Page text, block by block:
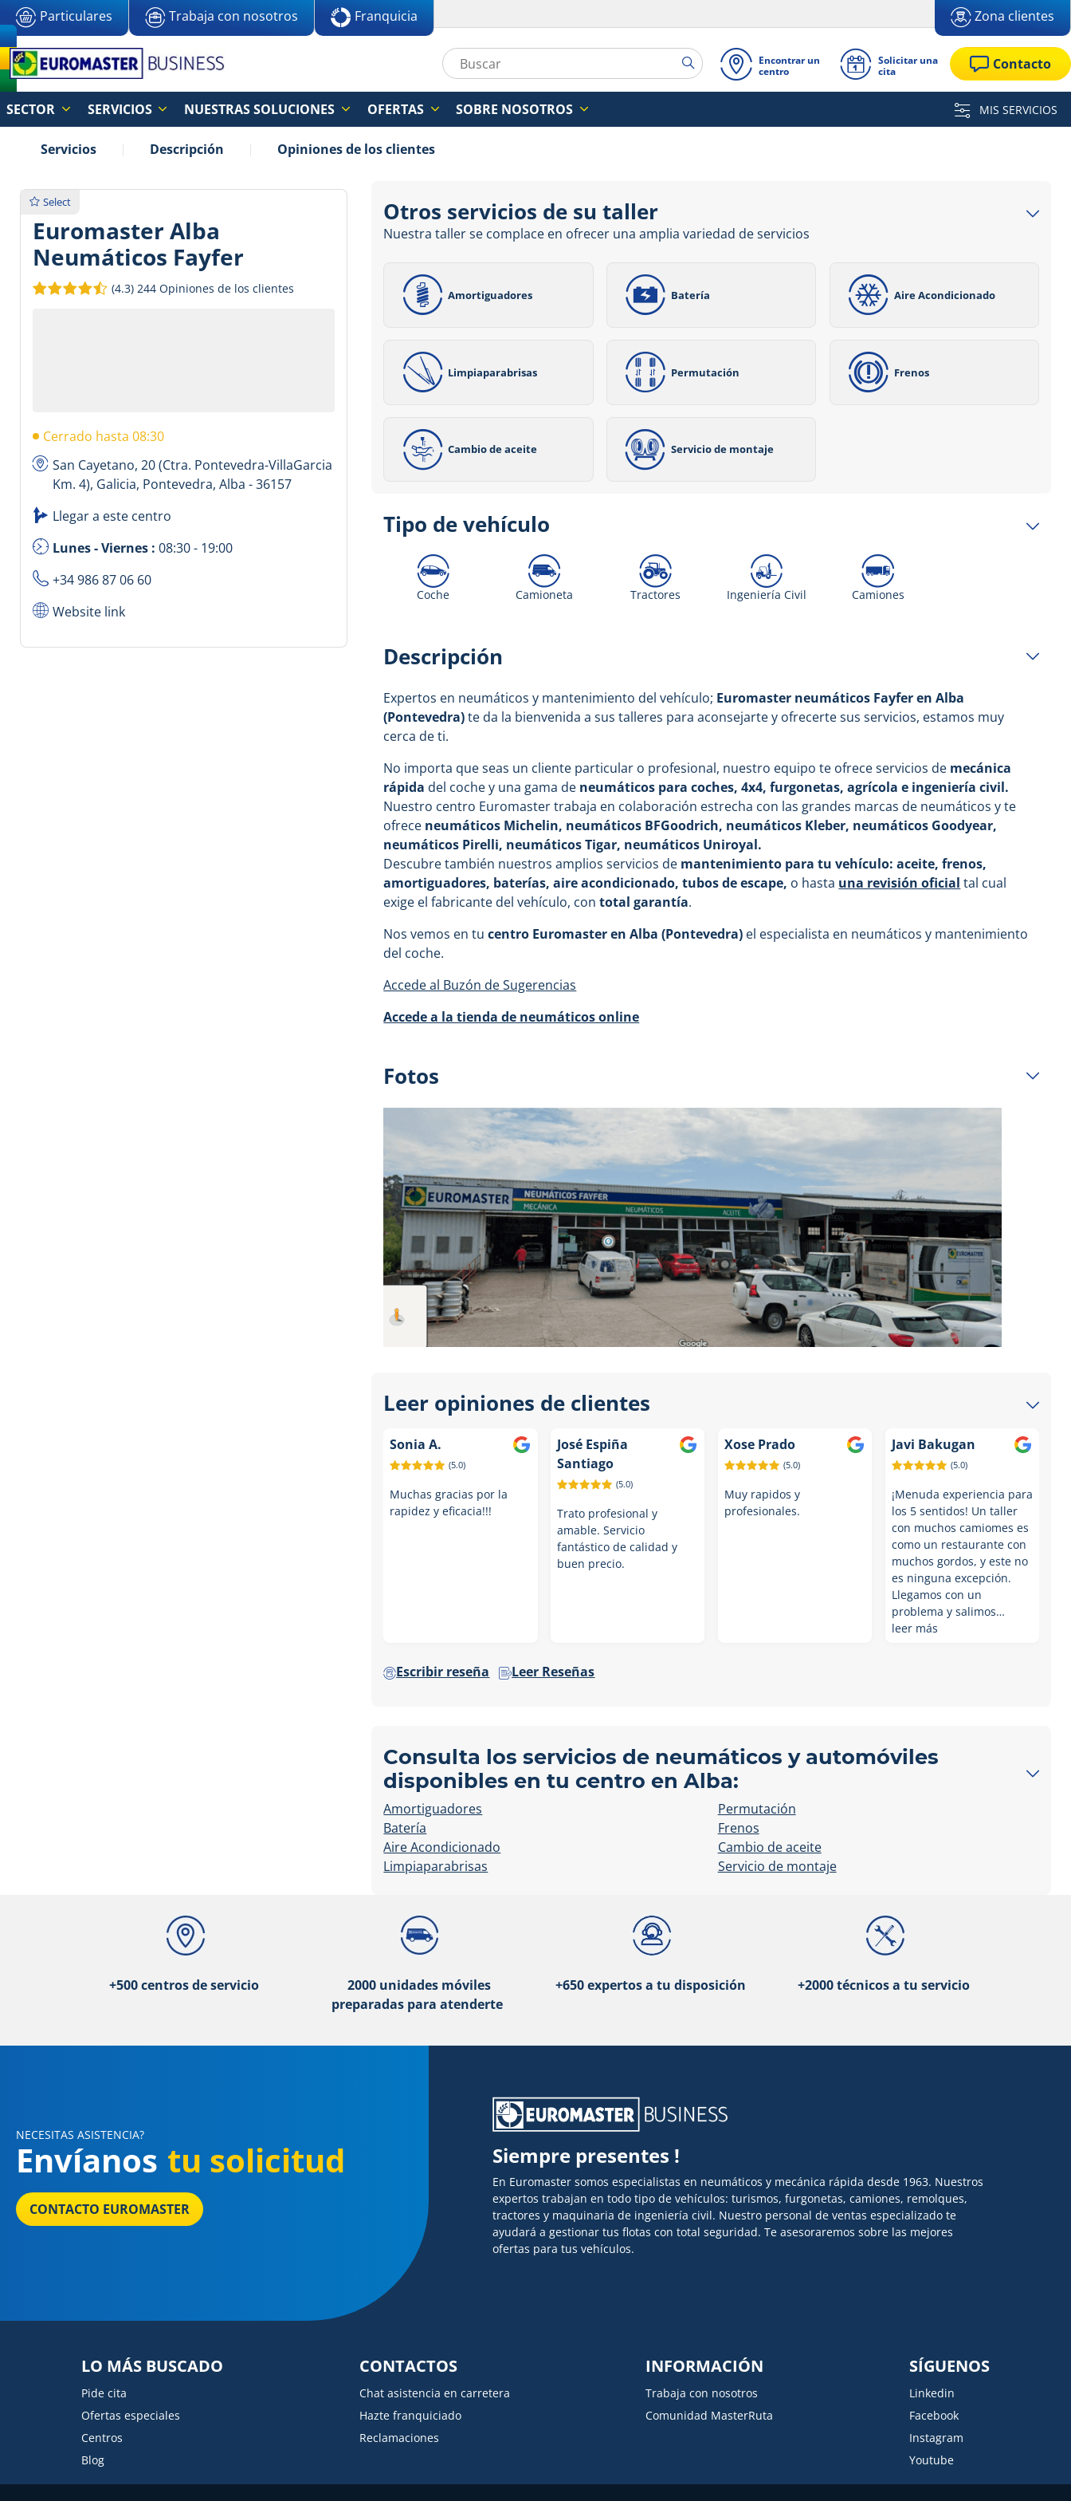
Particulares Trabaja con nosotros Franquicia Zona clientes
Encontrar un
centro
Solicitar una
cita
Contacto
SECTOR SERVICIOS NUESTRAS SOLUCIONES OFERTAS SOBRE NOSOTROS MIS SERVICIOS
Servicios Descripción Opiniones de los clientes
Select
Euromaster Alba
Neumáticos Fayfer
(4.3) 244 Opiniones de los clientes
Cerrado hasta 08:30
San Cayetano, 20 (Ctra. Pontevedra-VillaGarcia
Km. 4), Galicia, Pontevedra, Alba - 36157
Llegar a este centro
Lunes - Viernes : 08:30 - 19:00
+34 986 87 06 60
Website link
Otros servicios de su taller
Nuestra taller se complace en ofrecer una amplia variedad de servicios
Amortiguadores Batería Aire Acondicionado
Limpiaparabrisas Permutación Frenos
Cambio de aceite Servicio de montaje
Tipo de vehículo
Coche Camioneta Tractores Ingeniería Civil Camiones
Descripción
Expertos en neumáticos y mantenimiento del vehículo; Euromaster neumáticos Fayfer en Alba
(Pontevedra)te da la bienvenida a sus talleres para aconsejarte y ofrecerte sus servicios, estamos muy
cerca de ti.
No importa que seas un cliente particular o profesional, nuestro equipo te ofrece servicios de mecánica
rápida del coche y una gama de neumáticos para coches, 4x4, furgonetas, agrícola e ingeniería civil.
Nuestro centro Euromaster trabaja en colaboración estrecha con las grandes marcas de neumáticos y te
ofrece neumáticos Michelin, neumáticos BFGoodrich, neumáticos Kleber, neumáticos Goodyear,
neumáticos Pirelli, neumáticos Tigar, neumáticos Uniroyal.
Descubre también nuestros amplios servicios de mantenimiento para tu vehículo: aceite, frenos,
amortiguadores, baterías, aire acondicionado, tubos de escape, o hasta una revisión oficial tal cual
exige el fabricante del vehículo, contotal garantía.
Nos vemos en tu centro Euromaster en Alba (Pontevedra) el especialista en neumáticos y mantenimiento
del coche.
Accede al Buzón de Sugerencias
Accede a la tienda de neumáticos online
Fotos
Leer opiniones de clientes
Sonia A.
(5.0)
Muchas gracias por la
rapidez y eficacia!!!
José Espiña
Santiago
(5.0)
Trato profesional y
amable. Servicio
fantástico de calidad y
buen precio.
Xose Prado
(5.0)
Muy rapidos y
profesionales.
Javi Bakugan
(5.0)
¡Menuda experiencia para
los 5 sentidos! Un taller
con muchos camiomes es
como un restaurante con
muchos gordos, y este no
es ninguna excepción.
Llegamos con un
problema y salimos…
leer más
Escribir reseña Leer Reseñas
Consulta los servicios de neumáticos y automóviles
disponibles en tu centro en Alba:
Amortiguadores
Batería
Aire Acondicionado
Limpiaparabrisas
Permutación
Frenos
Cambio de aceite
Servicio de montaje
+500 centros de servicio
2000 unidades móviles
preparadas para atenderte
+650 expertos a tu disposición +2000 técnicos a tu servicio
NECESITAS ASISTENCIA?
Envíanos tu solicitud
CONTACTO EUROMASTER
Siempre presentes !
En Euromaster somos especialistas en neumáticos y mecánica rápida desde 1963. Nuestros
expertos trabajan en todo tipo de vehículos: turismos, furgonetas, camiones, remolques,
tractores y maquinaria de ingeniería civil. Nuestro personal de ventas especializado te
ayudará a gestionar tus flotas con total seguridad. Te asesoraremos sobre las mejores
ofertas para tus vehículos.
LO MÁS BUSCADO
Pide cita
Ofertas especiales
Centros
Blog
CONTACTOS
Chat asistencia en carretera
Hazte franquiciado
Reclamaciones
INFORMACIÓN
Trabaja con nosotros
Comunidad MasterRuta
SÍGUENOS
Linkedin
Facebook
Instagram
Youtube